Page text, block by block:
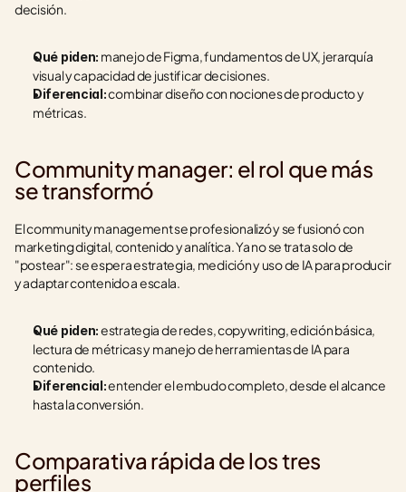
decisión.
Qué piden: manejo de Figma, fundamentos de UX, jerarquía
visual y capacidad de justificar decisiones.
Diferencial: combinar diseño con nociones de producto y
métricas.
Community manager: el rol que más
se transformó
El community management se profesionalizó y se fusionó con
marketing digital, contenido y analítica. Ya no se trata solo de
"postear": se espera estrategia, medición y uso de IA para producir
y adaptar contenido a escala.
Qué piden: estrategia de redes, copywriting, edición básica,
lectura de métricas y manejo de herramientas de IA para
contenido.
Diferencial: entender el embudo completo, desde el alcance
hasta la conversión.
Comparativa rápida de los tres
perfiles